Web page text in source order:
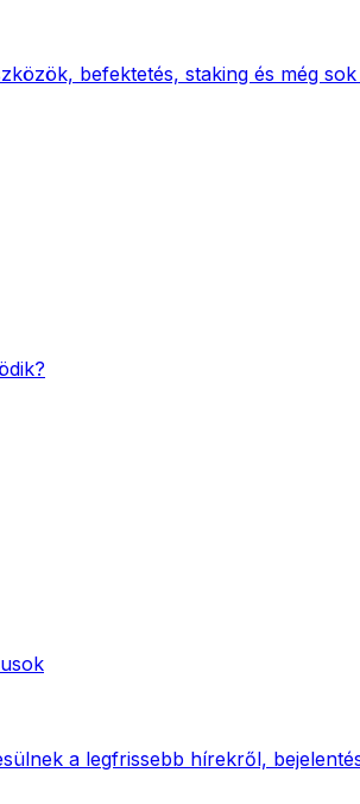
befektetés, staking és még sok
a legfrissebb hírekről,